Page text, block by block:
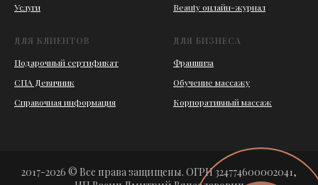
Услуги
Beauty онлайн-журнал
ДЛЯ КЛИЕНТОВ
Подарочный сертификат
СПА Девичник
Справочная информация
ДЛЯ БИЗНЕСА
Франшиза
Обучение массажу
Корпоративный массаж
2017-2026 © Все права защищены. ОГРН 324774600002041,